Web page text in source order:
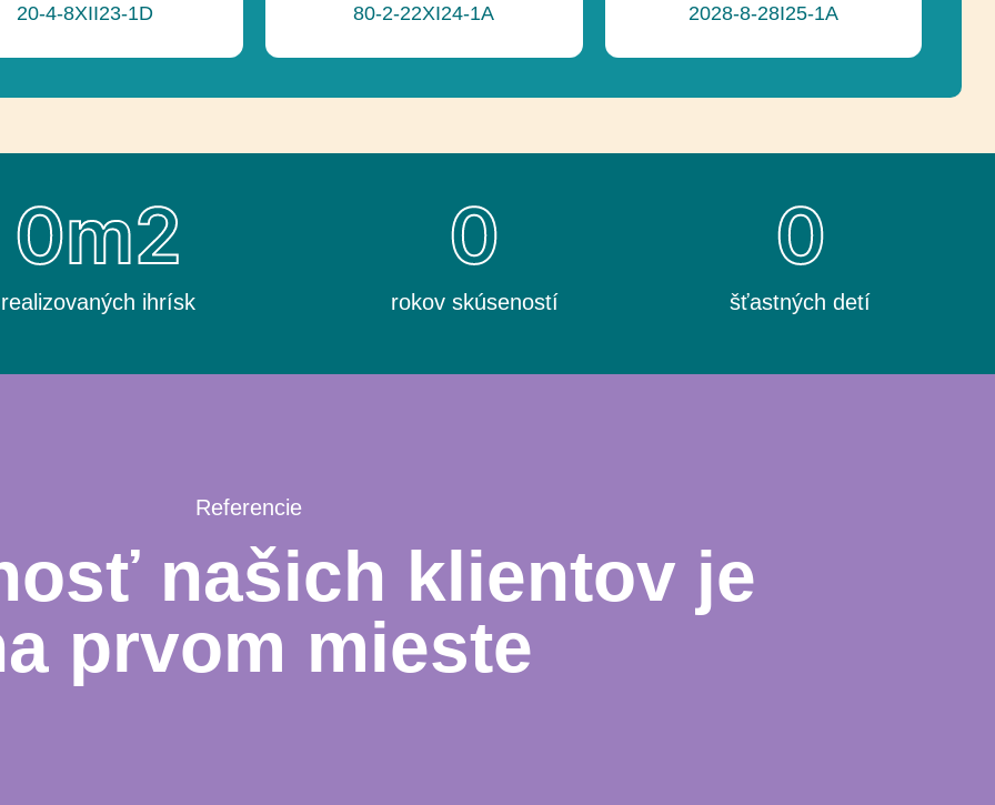
20-4-8XII23-1D 80-2-22XI24-1A 2028-8-28I25-1A
realizovaných ihrísk
0m2
rokov skúseností
0
šťastných detí
0
Referencie
našich klientov je
prvom mieste